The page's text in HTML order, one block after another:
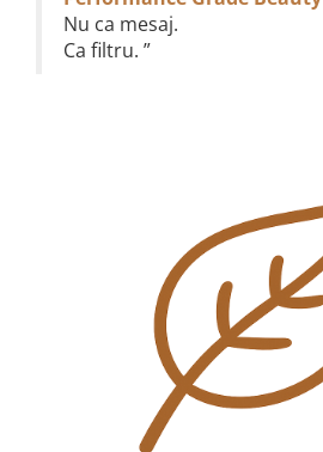
Nu ca mesaj.
Ca filtru. ”